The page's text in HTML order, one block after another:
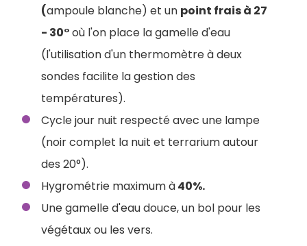
(ampoule blanche) et un point frais à 27
- 30°où l'on place la gamelle d'eau
(l'utilisation d'un thermomètre à deux
sondes facilite la gestion des
températures).
Cycle jour nuit respecté avec une lampe
(noir complet la nuit et terrarium autour
des 20°).
Hygrométrie maximum à40%.
Une gamelle d'eau douce, un bol pour les
végétaux ou les vers.